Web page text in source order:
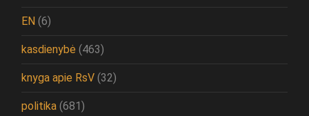
EN (6)
kasdienybė (463)
knyga apie RsV (32)
politika (681)